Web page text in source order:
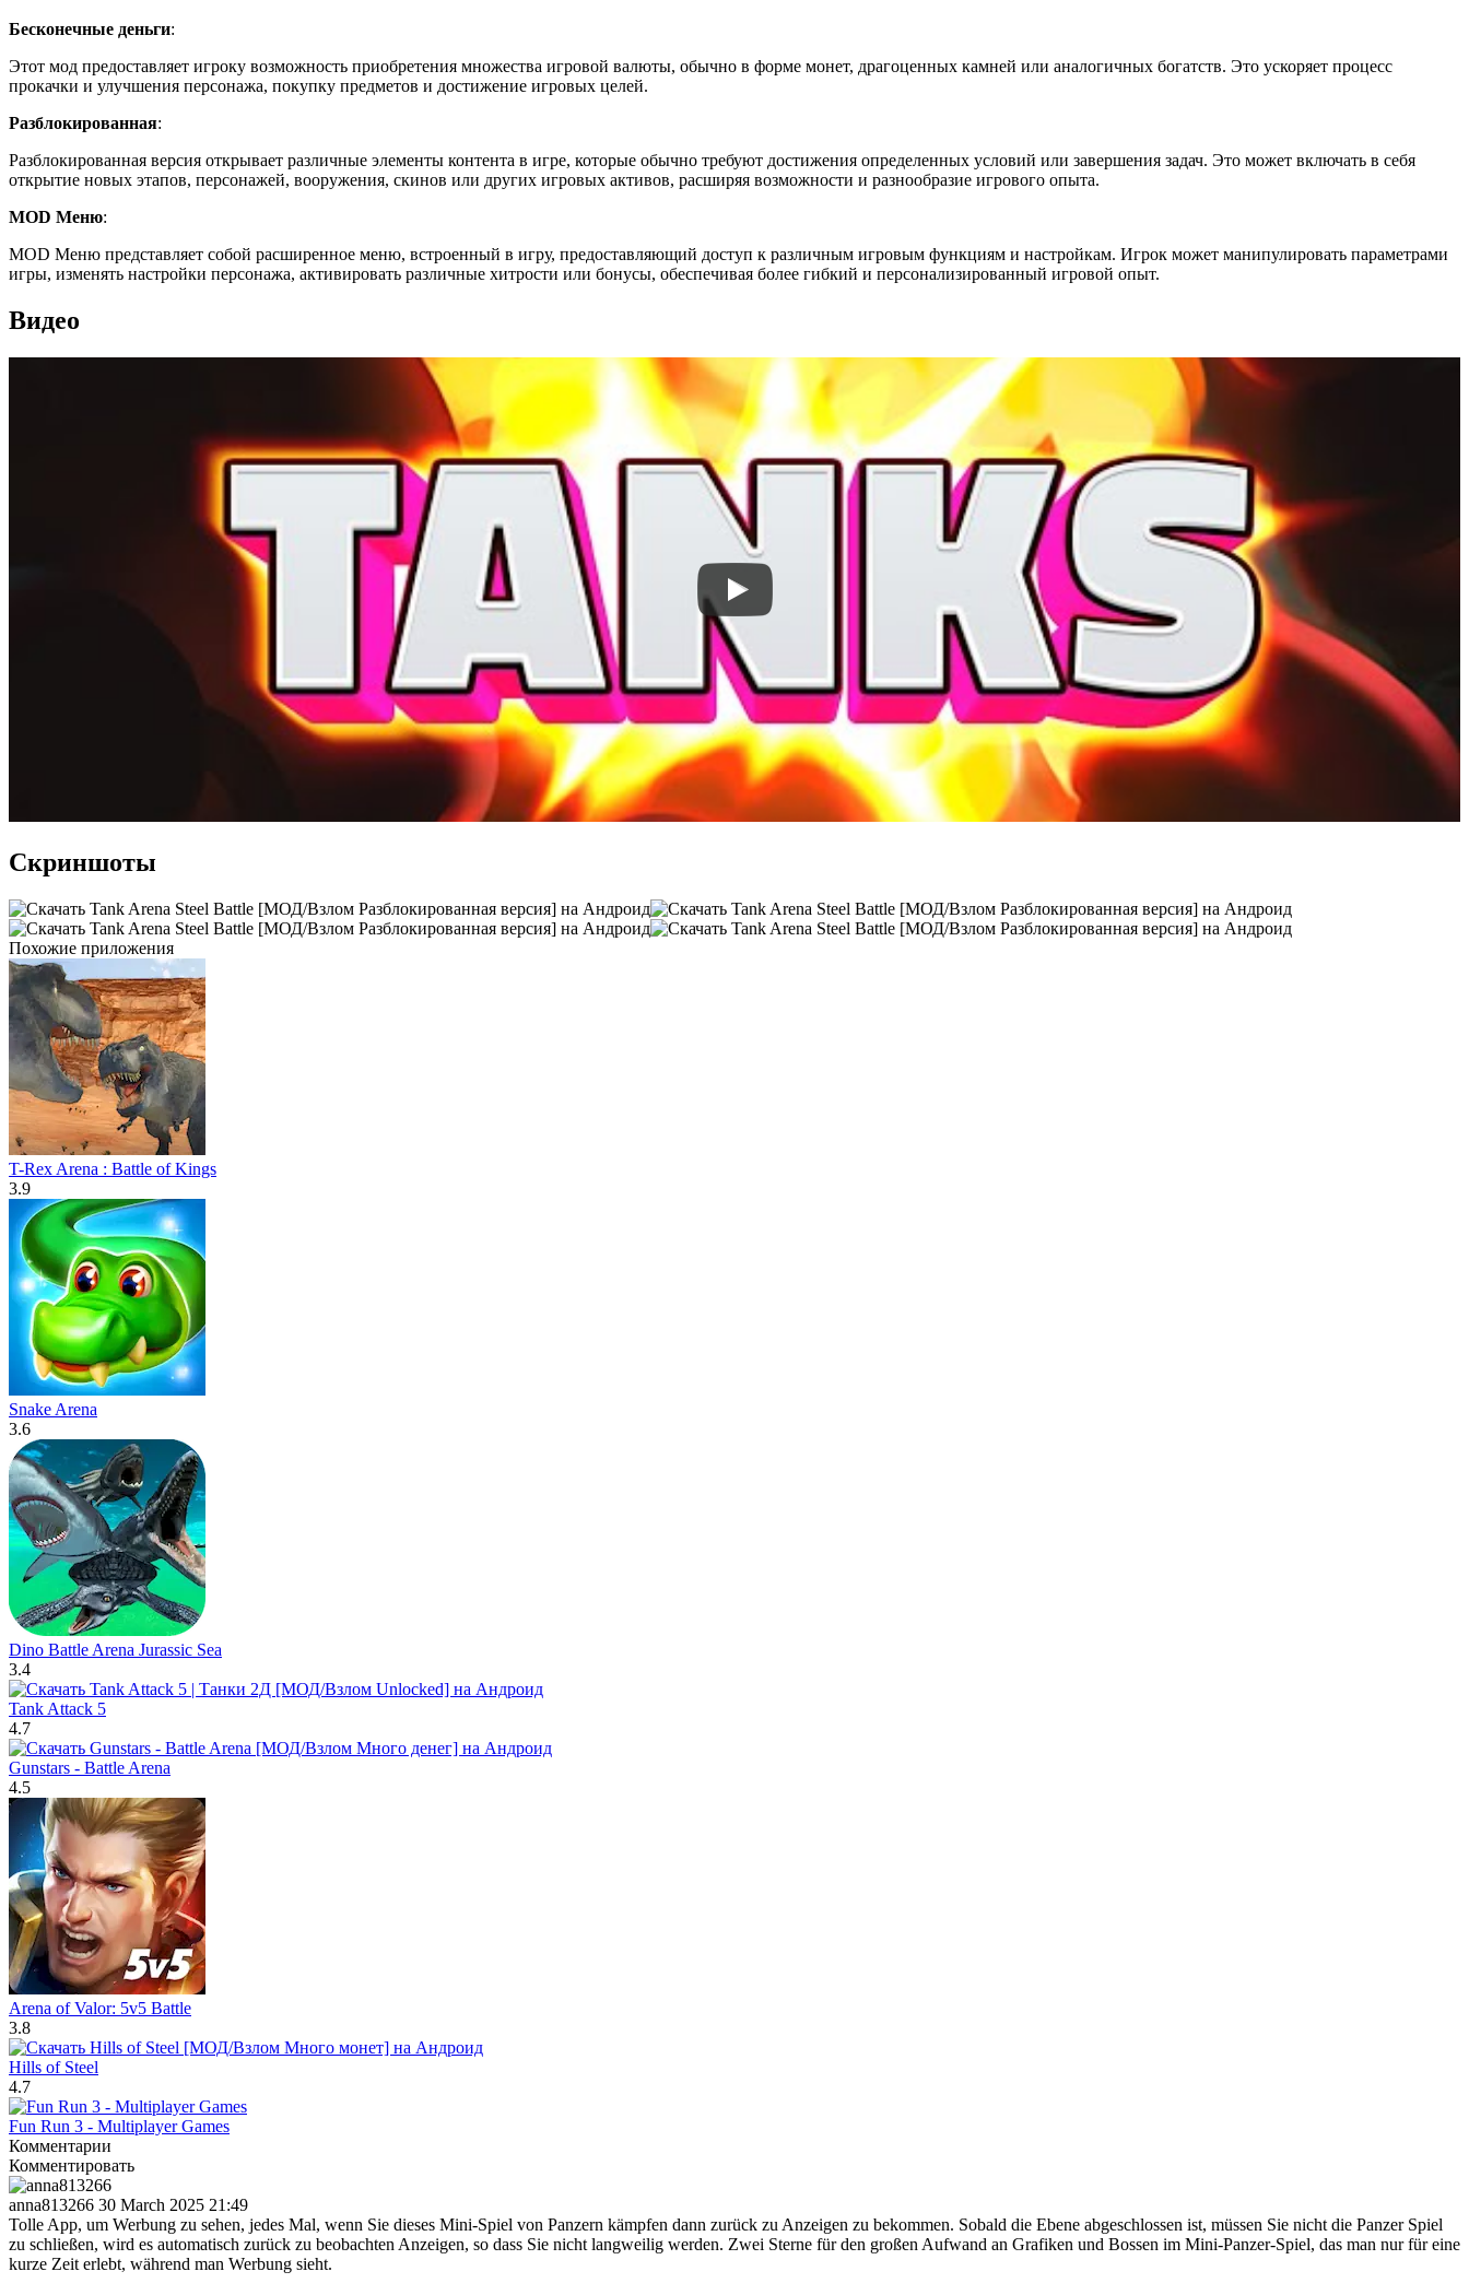
Бесконечные деньги:
Этот мод предоставляет игроку возможность приобретения множества игровой валюты, обычно в форме монет, драгоценных камней или аналогичных богатств. Это ускоряет процесс
прокачки и улучшения персонажа, покупку предметов и достижение игровых целей.
Разблокированная:
Разблокированная версия открывает различные элементы контента в игре, которые обычно требуют достижения определенных условий или завершения задач. Это может включать в себя
открытие новых этапов, персонажей, вооружения, скинов или других игровых активов, расширяя возможности и разнообразие игрового опыта.
MOD Меню:
MOD Меню представляет собой расширенное меню, встроенный в игру, предоставляющий доступ к различным игровым функциям и настройкам. Игрок может манипулировать параметрами
игры, изменять настройки персонажа, активировать различные хитрости или бонусы, обеспечивая более гибкий и персонализированный игровой опыт.
Видео
Скриншоты
Похожие приложения
T-Rex Arena : Battle of Kings
3.9
Snake Arena
3.6
Dino Battle Arena Jurassic Sea
3.4
Tank Attack 5
4.7
Gunstars - Battle Arena
4.5
Arena of Valor: 5v5 Battle
3.8
Hills of Steel
4.7
Fun Run 3 - Multiplayer Games
Комментарии
Комментировать
anna813266 30 March 2025 21:49
Tolle App, um Werbung zu sehen, jedes Mal, wenn Sie dieses Mini-Spiel von Panzern kämpfen dann zurück zu Anzeigen zu bekommen. Sobald die Ebene abgeschlossen ist, müssen Sie nicht die Panzer Spiel
zu schließen, wird es automatisch zurück zu beobachten Anzeigen, so dass Sie nicht langweilig werden. Zwei Sterne für den großen Aufwand an Grafiken und Bossen im Mini-Panzer-Spiel, das man nur für eine
kurze Zeit erlebt, während man Werbung sieht.